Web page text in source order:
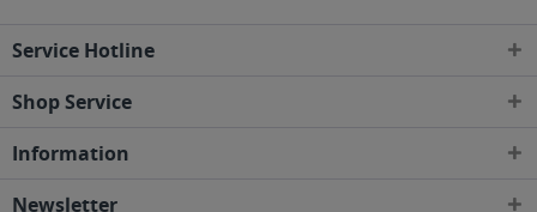
Service Hotline
Shop Service
Information
Newsletter